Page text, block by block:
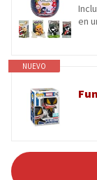
en
NUEVO